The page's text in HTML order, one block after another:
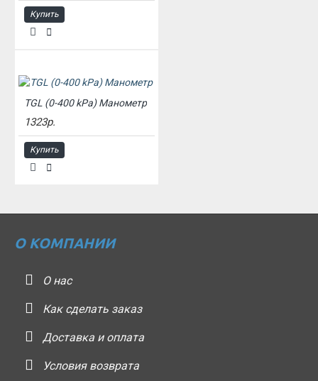
Купить
TGL (0-400 kPa) Манометр
1323р.
Купить
О КОМПАНИИ
О нас
Как сделать заказ
Доставка и оплата
Условия возврата